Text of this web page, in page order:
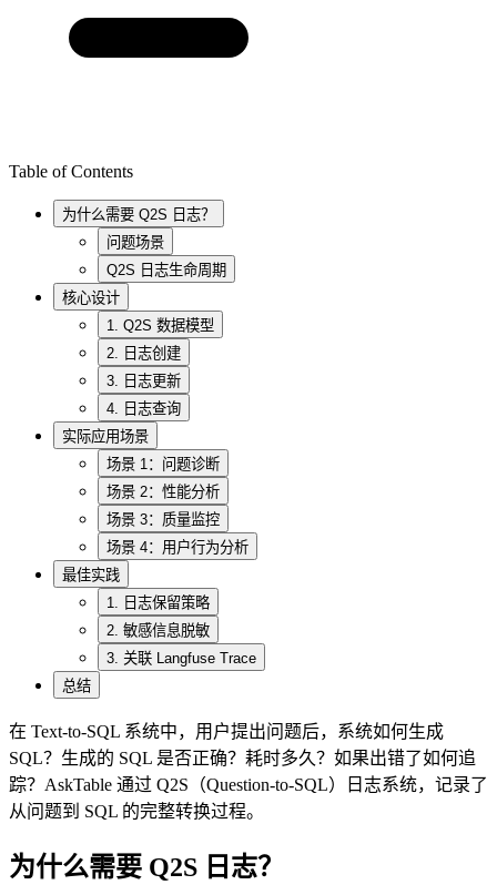
Table of Contents
为什么需要 Q2S 日志？
问题场景
Q2S 日志生命周期
核心设计
1. Q2S 数据模型
2. 日志创建
3. 日志更新
4. 日志查询
实际应用场景
场景 1：问题诊断
场景 2：性能分析
场景 3：质量监控
场景 4：用户行为分析
最佳实践
1. 日志保留策略
2. 敏感信息脱敏
3. 关联 Langfuse Trace
总结
在 Text-to-SQL 系统中，用户提出问题后，系统如何生成
SQL？生成的 SQL 是否正确？耗时多久？如果出错了如何追
踪？AskTable 通过 Q2S（Question-to-SQL）日志系统，记录了
从问题到 SQL 的完整转换过程。
为什么需要 Q2S 日志？